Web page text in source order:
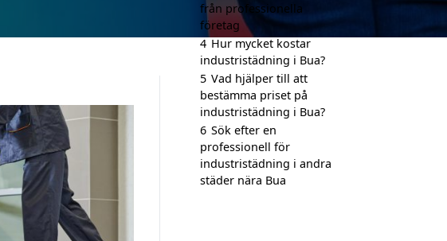
från professionella
företag
4 Hur mycket kostar
industristädning i Bua?
5 Vad hjälper till att
bestämma priset på
industristädning i Bua?
6 Sök efter en
professionell för
industristädning i andra
städer nära Bua